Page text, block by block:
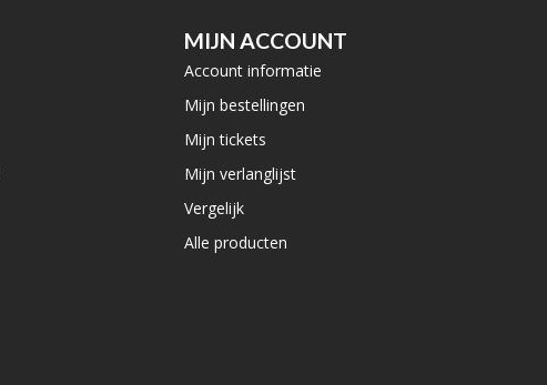
MIJN ACCOUNT
Account informatie
Mijn bestellingen
Mijn tickets
Mijn verlanglijst
Vergelijk
Alle producten